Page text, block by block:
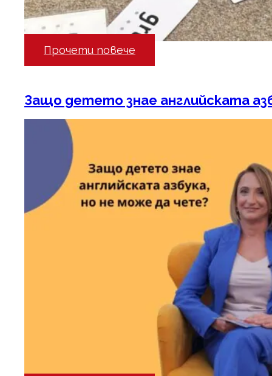
Прочети повече
Защо детето знае английската